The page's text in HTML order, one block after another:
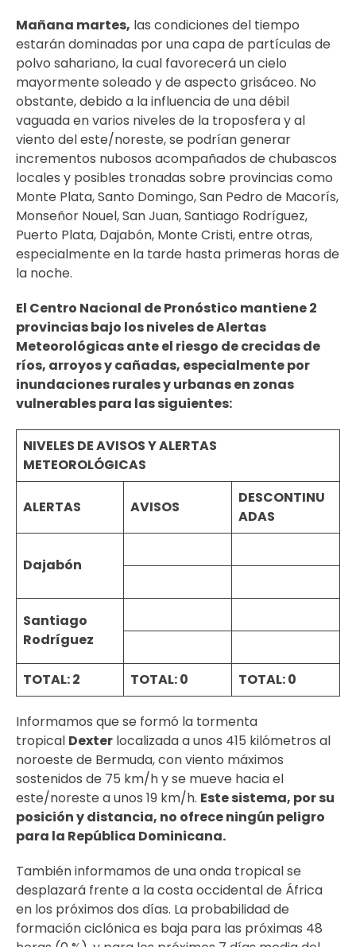
Mañana martes, las condiciones del tiempo
estarán dominadas por una capa de partículas de
polvo sahariano, la cual favorecerá un cielo
mayormente soleado y de aspecto grisáceo. No
obstante, debido a la influencia de una débil
vaguada en varios niveles de la troposfera y al
viento del este/noreste, se podrían generar
incrementos nubosos acompañados de chubascos
locales y posibles tronadas sobre provincias como
Monte Plata, Santo Domingo, San Pedro de Macorís,
Monseñor Nouel, San Juan, Santiago Rodríguez,
Puerto Plata, Dajabón, Monte Cristi, entre otras,
especialmente en la tarde hasta primeras horas de
la noche.
El Centro Nacional de Pronóstico mantiene 2
provincias bajo los niveles de Alertas
Meteorológicas ante el riesgo de crecidas de
ríos, arroyos y cañadas, especialmente por
inundaciones rurales y urbanas en zonas
vulnerables para las siguientes:
NIVELES DE AVISOS Y ALERTAS
METEOROLÓGICAS
ALERTAS AVISOS
DESCONTINU
ADAS
Dajabón
Santiago
Rodríguez
TOTAL: 2 TOTAL: 0 TOTAL: 0
Informamos que se formó la tormenta
tropical Dexter localizada a unos 415 kilómetros al
noroeste de Bermuda, con viento máximos
sostenidos de 75 km/h y se mueve hacia el
este/noreste a unos 19 km/h. Este sistema, por su
posición y distancia, no ofrece ningún peligro
para la República Dominicana.
También informamos de una onda tropical se
desplazará frente a la costa occidental de África
en los próximos dos días. La probabilidad de
formación ciclónica es baja para las próximas 48